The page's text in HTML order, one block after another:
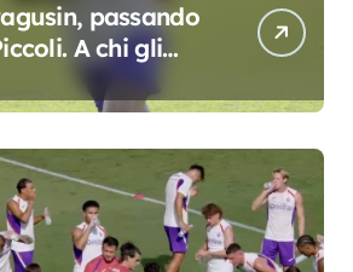
passando
A chi gli